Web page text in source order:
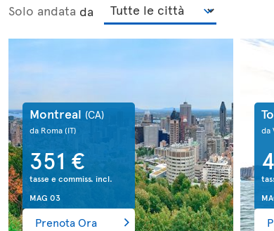
Solo andata da
Montreal (CA)
da Roma(IT)
351 €
tasse e commiss. incl.
MAG 03
Prenota Ora
da